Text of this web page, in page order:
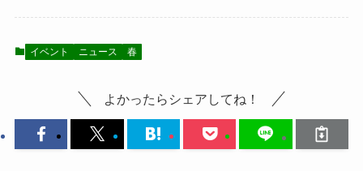
イベント ニュース 春
よかったらシェアしてね！